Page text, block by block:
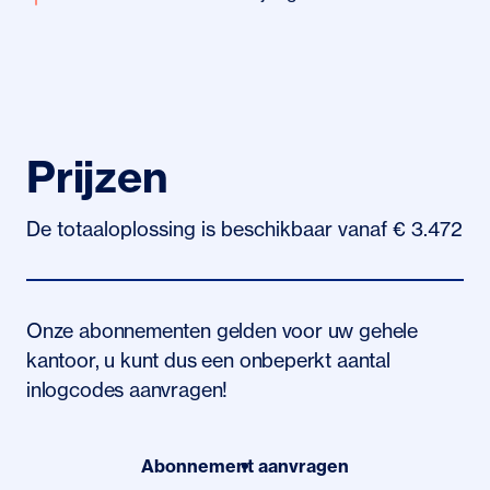
Prijzen
De totaaloplossing is beschikbaar vanaf € 3.472
Onze abonnementen gelden voor uw gehele
kantoor, u kunt dus een onbeperkt aantal
inlogcodes aanvragen!
Abonnement aanvragen